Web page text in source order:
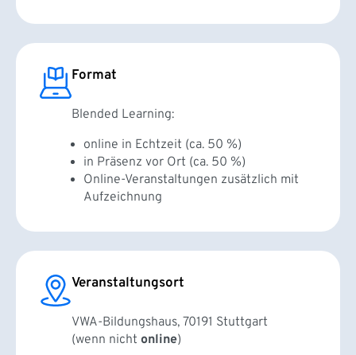
Format
Blended Learning:
online in Echtzeit (ca. 50 %)
in Präsenz vor Ort (ca. 50 %)
Online-Veranstaltungen zusätzlich mit
Aufzeichnung
Veranstaltungsort
VWA-Bildungshaus, 70191 Stuttgart
(wenn nicht online)